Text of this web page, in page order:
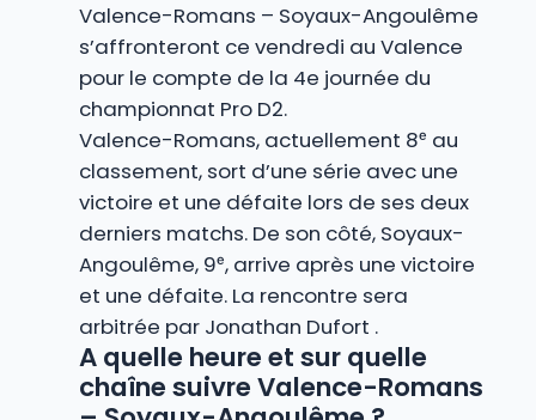
Valence-Romans – Soyaux-Angoulême
s’affronteront ce vendredi au Valence
pour le compte de la 4e journée du
championnat Pro D2.
Valence-Romans, actuellement 8ᵉ au
classement, sort d’une série avec une
victoire et une défaite lors de ses deux
derniers matchs. De son côté, Soyaux-
Angoulême, 9ᵉ, arrive après une victoire
et une défaite. La rencontre sera
arbitrée par Jonathan Dufort .
A quelle heure et sur quelle
chaîne suivre Valence-Romans